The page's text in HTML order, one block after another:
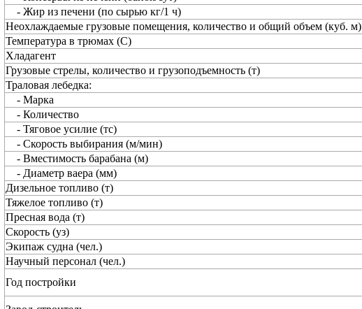
- Жир из печени (по сырью кг/1 ч)
Неохлаждаемые грузовые помещения, количество и общий объем (куб. м)
Температура в трюмах (С)
Хладагент
Грузовые стрелы, количество и грузоподъемность (т)
Траловая лебедка:
- Марка
- Количество
- Тяговое усилие (тс)
- Скорость выбирания (м/мин)
- Вместимость барабана (м)
- Диаметр ваера (мм)
Дизельное топливо (т)
Тяжелое топливо (т)
Пресная вода (т)
Скорость (уз)
Экипаж судна (чел.)
Научный персонал (чел.)
Год постройки